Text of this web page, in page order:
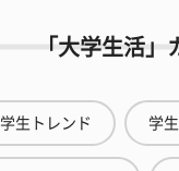
「大学生活
学生トレンド 学